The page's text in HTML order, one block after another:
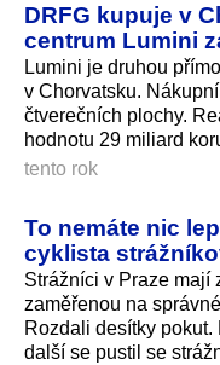
DRFG kupuje v
centrum Lumini
Lumini je druhou
v Chorvatsku.
čtverečních plochy.
hodnotu 29 miliard
tento rok
To nemáte nic
cyklista
Strážníci v Praze mají
zaměřenou na
Rozdali desítky pokut.
další se pustil se